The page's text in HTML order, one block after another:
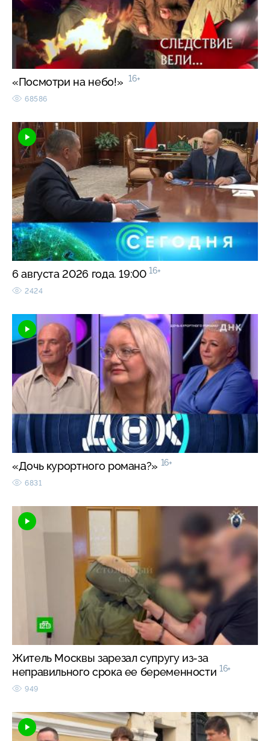
«Посмотри на небо!» 16+
68586
6 августа 2026 года. 19:00 16+
2424
«Дочь курортного романа?» 16+
6831
Житель Москвы зарезал супругу из-за
неправильного срока ее беременности 16+
949